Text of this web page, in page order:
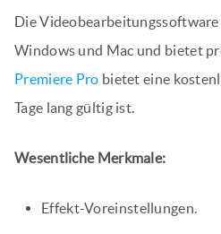
Die
Windows und Mac und bietet
Premiere Pro bietet eine
Tage lang gültig ist.
Wesentliche Merkmale:
Effekt-Voreinstellungen.